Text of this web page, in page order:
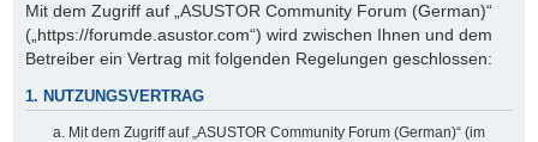
Mit dem Zugriff auf „ASUSTOR Community Forum (German)“
(„https://forumde.asustor.com“) wird zwischen Ihnen und dem
Betreiber ein Vertrag mit folgenden Regelungen geschlossen:
1. NUTZUNGSVERTRAG
Mit dem Zugriff auf „ASUSTOR Community Forum (German)“ (im